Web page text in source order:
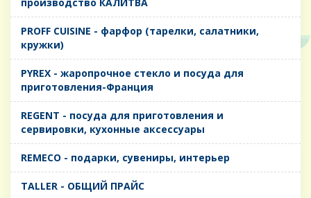
PROFF CUISINE - фарфор (тарелки, салатники,
кружки)
PYREX - жаропрочное стекло и посуда для
приготовления-Франция
REGENT - посуда для приготовления и
сервировки, кухонные аксессуары
REMECO - подарки, сувениры, интерьер
TALLER - ОБЩИЙ ПРАЙС